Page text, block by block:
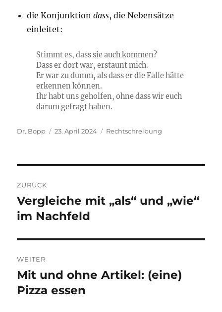
die Konjunktiondass, die Nebensätze
einleitet:
Stimmt es, dass sie auch kommen?
Dass er dort war, erstaunt mich.
Er war zu dumm, als dass er die Falle hätte
erkennen können.
Ihr habt uns geholfen, ohne dass wir euch
darum gefragt haben.
Autor
Dr. Bopp
Veröffentlicht
23. April 2024 Kategorien
Rechtschreibung
ZURÜCK
Vorheriger
Beitrag:
Vergleiche mit „als“ und „wie“
im Nachfeld
WEITER
Nächster
Beitrag:
Mit und ohne Artikel: (eine)
Pizza essen